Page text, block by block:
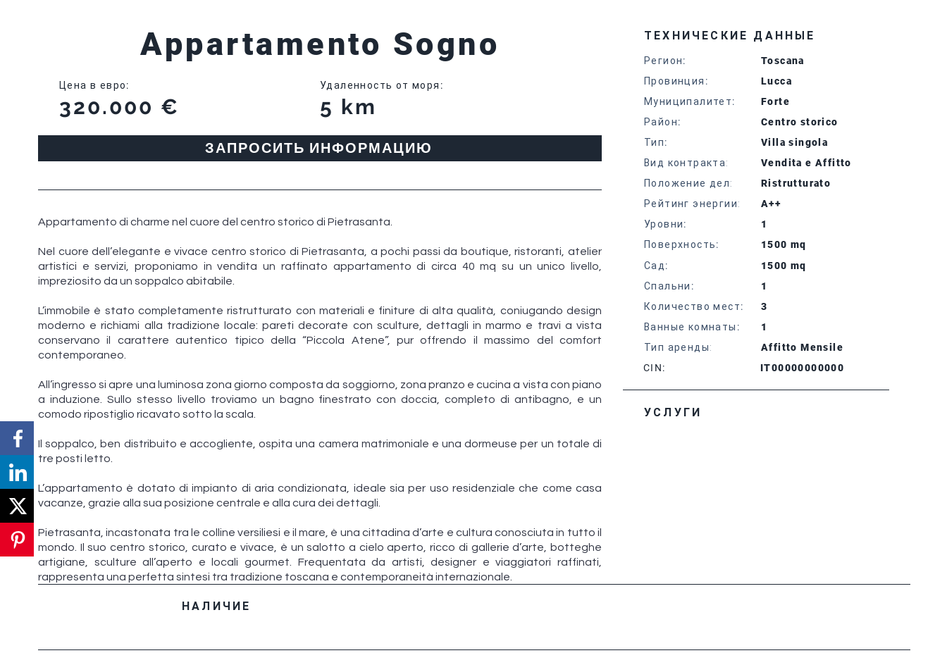
Appartamento Sogno
Цена в евро:
320.000 €
Удаленность от моря :
5 km
ЗАПРОСИТЬ ИНФОРМАЦИЮ
Appartamento di charme nel cuore del centro storico di Pietrasanta.
Nel cuore dell’elegante e vivace centro storico di Pietrasanta, a pochi passi da boutique, ristoranti, atelier
artistici e servizi, proponiamo in vendita un raffinato appartamento di circa 40 mq su un unico livello,
impreziosito da un soppalco abitabile.
L’immobile è stato completamente ristrutturato con materiali e finiture di alta qualità, coniugando design
moderno e richiami alla tradizione locale: pareti decorate con sculture, dettagli in marmo e travi a vista
conservano il carattere autentico tipico della “Piccola Atene”, pur offrendo il massimo del comfort
contemporaneo.
All’ingresso si apre una luminosa zona giorno composta da soggiorno, zona pranzo e cucina a vista con piano
a induzione. Sullo stesso livello troviamo un bagno finestrato con doccia, completo di antibagno, e un
comodo ripostiglio ricavato sotto la scala.
Il soppalco, ben distribuito e accogliente, ospita una camera matrimoniale e una dormeuse per un totale di
tre posti letto.
L’appartamento è dotato di impianto di aria condizionata, ideale sia per uso residenziale che come casa
vacanze, grazie alla sua posizione centrale e alla cura dei dettagli.
Pietrasanta, incastonata tra le colline versiliesi e il mare, è una cittadina d’arte e cultura conosciuta in tutto il
mondo. Il suo centro storico, curato e vivace, è un salotto a cielo aperto, ricco di gallerie d’arte, botteghe
artigiane, sculture all’aperto e locali gourmet. Frequentata da artisti, designer e viaggiatori raffinati,
rappresenta una perfetta sintesi tra tradizione toscana e contemporaneità internazionale.
ТЕХНИЧЕСКИЕ ДАННЫЕ
Регион:
Toscana
Провинция :
Lucca
Муниципалитет:
Forte
Район:
Centro storico
Тип:
Villa singola
Вид контракта:
Vendita e Affitto
Положение дел:
Ristrutturato
Рейтинг энергии:
A++
Уровни:
1
Поверхность:
1500 mq
Сад:
1500 mq
Спальни :
1
Количество мест:
3
Ванные комнаты :
1
Тип аренды:
Affitto Mensile
CIN:
IT00000000000
УСЛУГИ
НАЛИЧИЕ